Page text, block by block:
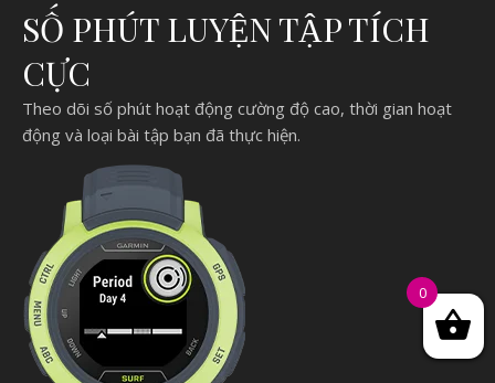
SỐ PHÚT LUYỆN TẬP TÍCH
CỰC
Theo dõi số phút hoạt động cường độ cao, thời gian hoạt
động và loại bài tập bạn đã thực hiện.
0